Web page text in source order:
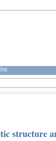
structure